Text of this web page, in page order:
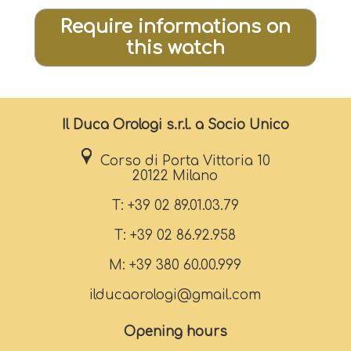
Require informations on
this watch
Il Duca Orologi s.r.l. a Socio Unico
Corso di Porta Vittoria 10
20122 Milano
T: +39 02 89.01.03.79
T: +39 02 86.92.958
M: +39 380 60.00.999
ilducaorologi@gmail.com
Opening hours